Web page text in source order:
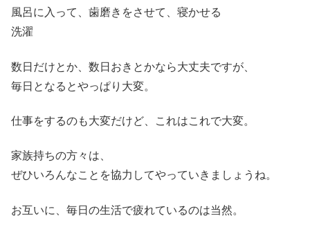
風呂に入って、歯磨きをさせて、寝かせる
洗濯
数日だけとか、数日おきとかなら大丈夫ですが、
毎日となるとやっぱり大変。
仕事をするのも大変だけど、これはこれで大変。
家族持ちの方々は、
ぜひいろんなことを協力してやっていきましょうね。
お互いに、毎日の生活で疲れているのは当然。